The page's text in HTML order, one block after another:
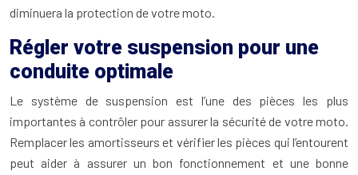
diminuera la protection de votre moto.
Régler votre suspension pour une
conduite optimale
Le système de suspension est l’une des pièces les plus
importantes à contrôler pour assurer la sécurité de votre moto.
Remplacer les amortisseurs et vérifier les pièces qui l’entourent
peut aider à assurer un bon fonctionnement et une bonne